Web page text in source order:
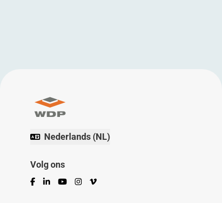
Nederlands (NL)
Volg ons
Facebook
LinkedInYouTubeInstagram
Vimeo